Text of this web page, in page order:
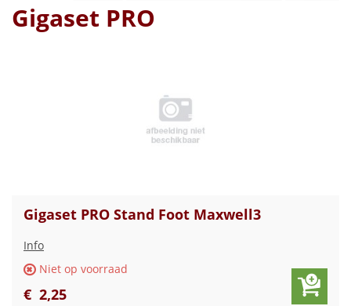
Gigaset PRO
Gigaset PRO Stand Foot Maxwell3
Info
Niet op voorraad
€ 2,25